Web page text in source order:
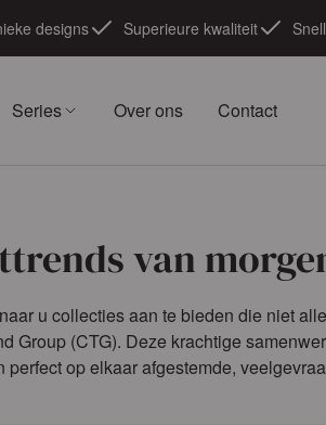
designs Superieure kwaliteit
Series Over ons Contact
van
u collecties aan te bieden die niet
Group (CTG). Deze krachtige
perfect op elkaar afgestemde,